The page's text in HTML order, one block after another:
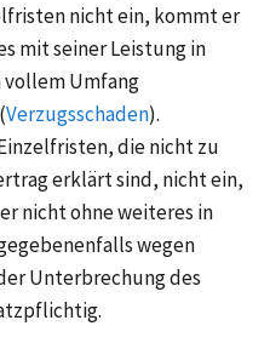
nicht ein, kommt er
mit seiner Leistung in
vollem Umfang
Verzugsschaden).
die nicht zu
erklärt sind, nicht ein,
nicht ohne weiteres in
wegen
Unterbrechung des